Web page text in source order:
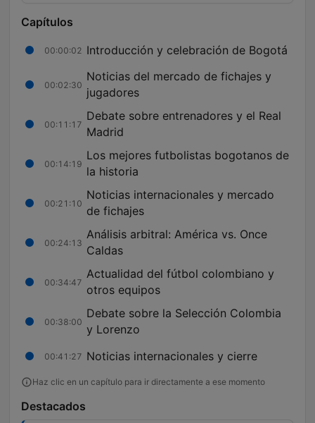
Capítulos
00:00:02 Introducción y celebración de Bogotá
00:02:30
Noticias del mercado de fichajes y
jugadores
00:11:17
Debate sobre entrenadores y el Real
Madrid
00:14:19
Los mejores futbolistas bogotanos de
la historia
00:21:10
Noticias internacionales y mercado
de fichajes
00:24:13
Análisis arbitral: América vs. Once
Caldas
00:34:47
Actualidad del fútbol colombiano y
otros equipos
00:38:00
Debate sobre la Selección Colombia
y Lorenzo
00:41:27 Noticias internacionales y cierre
Haz clic en un capítulo para ir directamente a ese momento
Destacados